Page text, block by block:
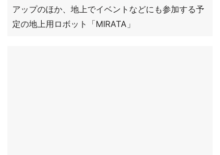
アップのほか、地上でイベントなどにも参加する予
定の地上用ロボット「MIRATA」